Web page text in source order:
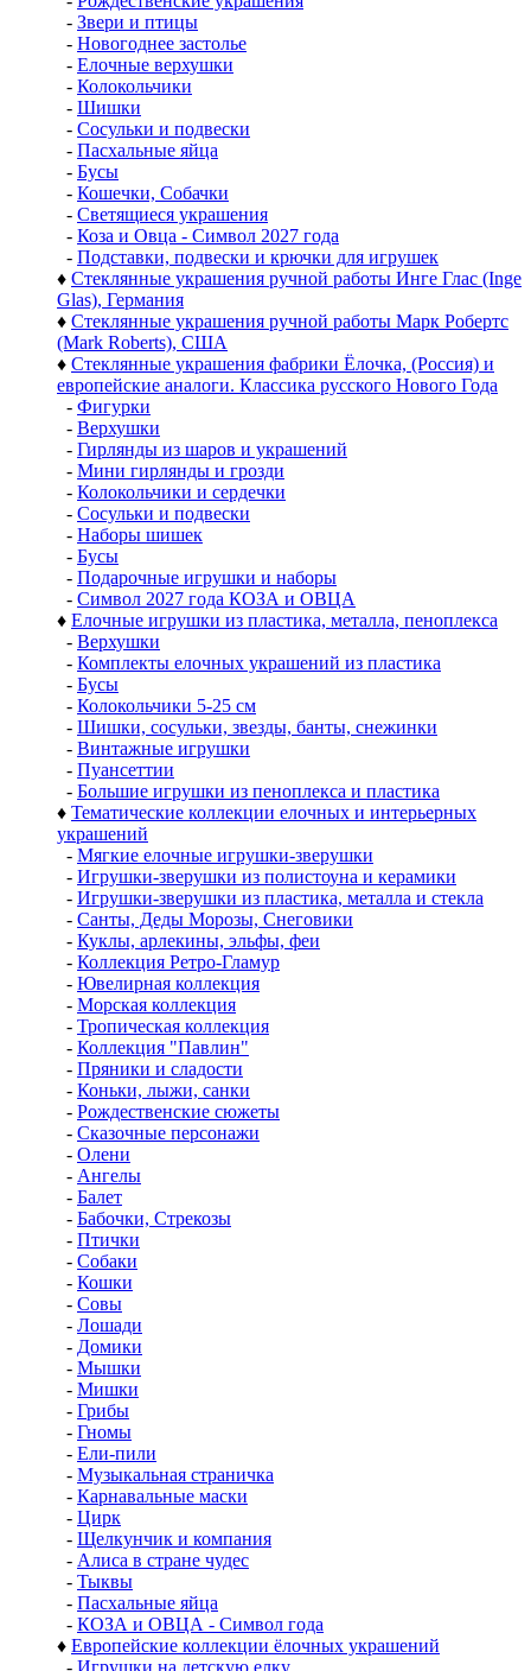
- Звери и птицы
- Новогоднее застолье
- Елочные верхушки
- Колокольчики
- Шишки
- Сосульки и подвески
- Пасхальные яйца
- Бусы
- Кошечки, Собачки
- Светящиеся украшения
- Коза и Овца - Символ 2027 года
- Подставки, подвески и крючки для игрушек
♦ Стеклянные украшения ручной работы Инге Глас (Inge
Glas), Германия
♦ Стеклянные украшения ручной работы Марк Робертс
(Mark Roberts), США
♦ Стеклянные украшения фабрики Ёлочка, (Россия) и
европейские аналоги. Классика русского Нового Года
- Фигурки
- Верхушки
- Гирлянды из шаров и украшений
- Мини гирлянды и грозди
- Колокольчики и сердечки
- Сосульки и подвески
- Наборы шишек
- Бусы
- Подарочные игрушки и наборы
- Символ 2027 года КОЗА и ОВЦА
♦ Елочные игрушки из пластика, металла, пеноплекса
- Верхушки
- Комплекты елочных украшений из пластика
- Бусы
- Колокольчики 5-25 см
- Шишки, сосульки, звезды, банты, снежинки
- Винтажные игрушки
- Пуансеттии
- Большие игрушки из пеноплекса и пластика
♦ Тематические коллекции елочных и интерьерных
украшений
- Мягкие елочные игрушки-зверушки
- Игрушки-зверушки из полистоуна и керамики
- Игрушки-зверушки из пластика, металла и стекла
- Санты, Деды Морозы, Снеговики
- Куклы, арлекины, эльфы, феи
- Коллекция Ретро-Гламур
- Ювелирная коллекция
- Морская коллекция
- Тропическая коллекция
- Коллекция "Павлин"
- Пряники и сладости
- Коньки, лыжи, санки
- Рождественские сюжеты
- Сказочные персонажи
- Олени
- Ангелы
- Балет
- Бабочки, Стрекозы
- Птички
- Собаки
- Кошки
- Совы
- Лошади
- Домики
- Мышки
- Мишки
- Грибы
- Гномы
- Ели-пили
- Музыкальная страничка
- Карнавальные маски
- Цирк
- Щелкунчик и компания
- Алиса в стране чудес
- Тыквы
- Пасхальные яйца
- КОЗА и ОВЦА - Символ года
♦ Европейские коллекции ёлочных украшений
- Игрушки на детскую елку